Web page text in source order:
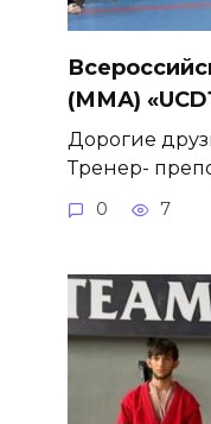
(ММА)
Дорогие
Тренер-
0 7